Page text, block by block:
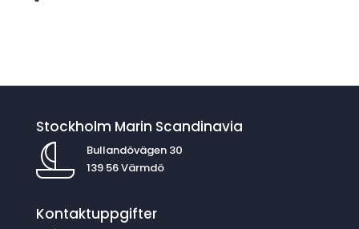
Stockholm Marin Scandinavia
Bullandövägen 30
139 56 Värmdö
Kontaktuppgifter